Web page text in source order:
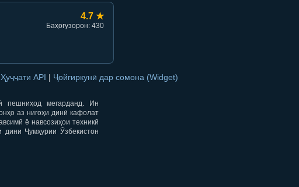
4.7 ★
Баҳогузорон: 430
Ҳуҷҷати API | Ҷойгиркунӣ дар сомона (Widget)
пешниҳод мегарданд. Ин
аз нигоҳи динӣ кафолат
ё навсозиҳои техникӣ
Ҷумҳурии Ӯзбекистон